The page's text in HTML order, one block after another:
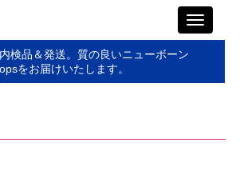
Toggle
検品＆発送。質の良いニューボーン
をお届けいたします。